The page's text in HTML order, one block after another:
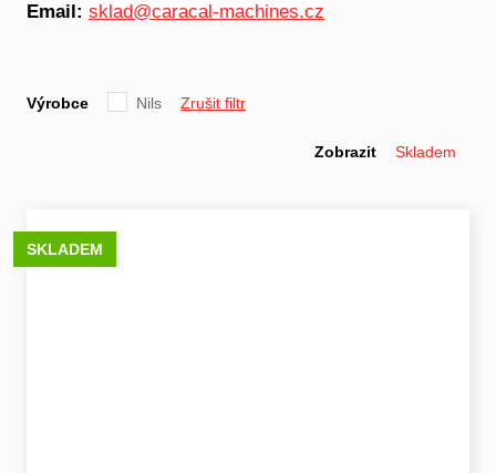
Email: sklad@caracal-machines.cz
Výrobce Nils Zrušit filtr
Zobrazit Skladem
SKLADEM